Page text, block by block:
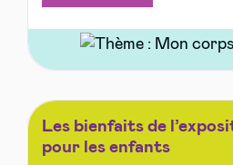
Les bienfaits de
pour les enfants